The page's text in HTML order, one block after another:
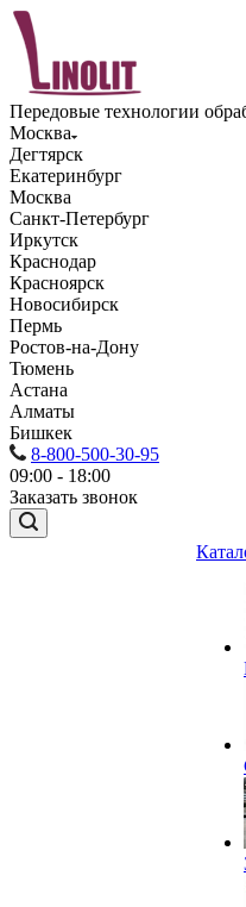
Передовые технологии
Москва
Дегтярск
Екатеринбург
Москва
Санкт-Петербург
Иркутск
Краснодар
Красноярск
Новосибирск
Пермь
Ростов-на-Дону
Тюмень
Астана
Алматы
Бишкек
8-800-500-30-95
09:00 - 18:00
Заказать звонок